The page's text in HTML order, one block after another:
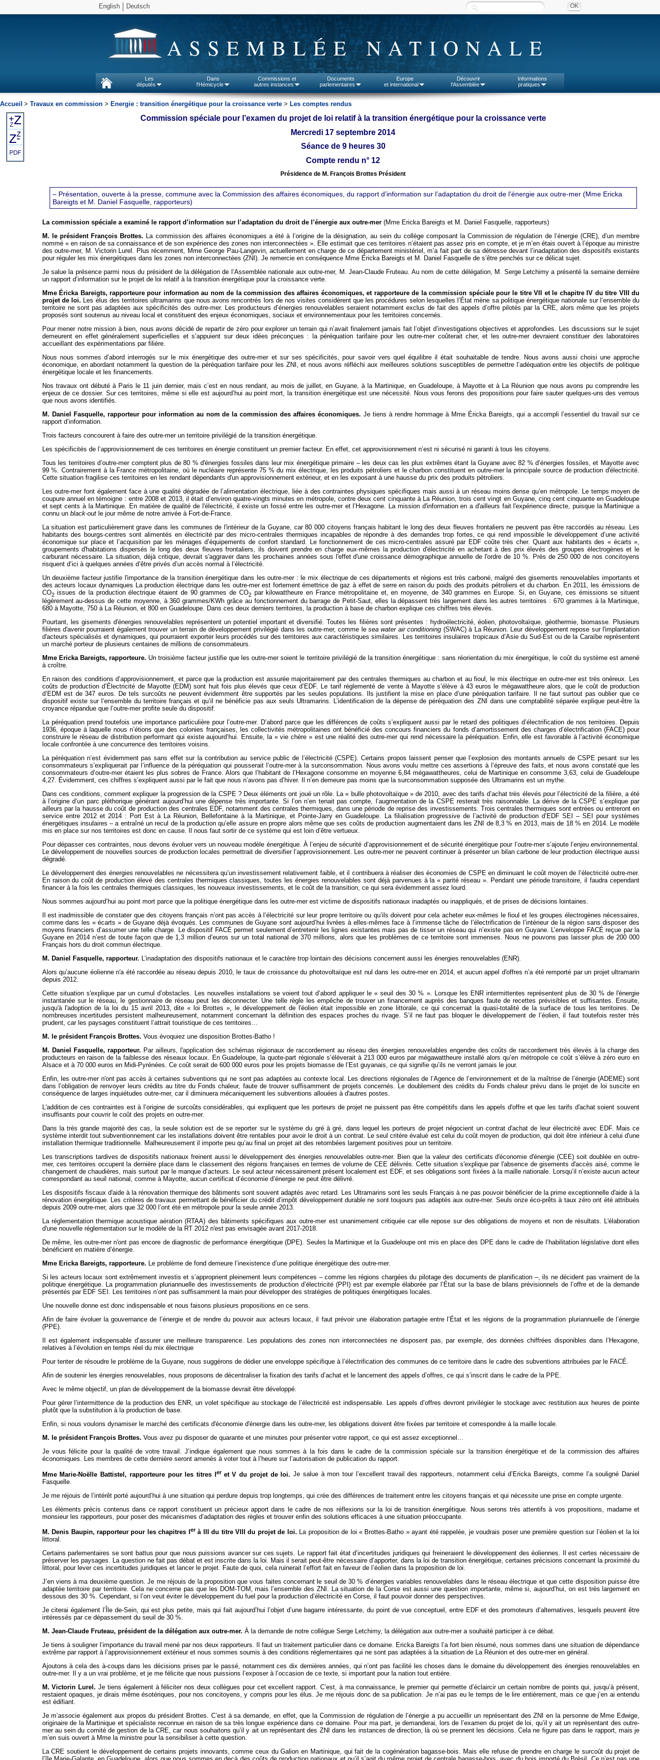
English Deutsch
ASSEMBLÉE NATIONALE
Les
députés
Dans
l'Hémicycle
Commissions et
autres instances
Documents
parlementaires
Europe
et international
Découvrir
l'Assemblée
Informations
pratiques
Accueil > Travaux en commission > Energie : transition énergétique pour la croissance verte > Les comptes rendus
Commission spéciale pour l’examen du projet de loi relatif à la transition énergétique pour la croissance verte
Mercredi 17 septembre 2014
Séance de 9 heures 30
Compte rendu n° 12
Présidence de M. François Brottes Président
– Présentation, ouverte à la presse, commune avec la Commission des affaires économiques, du rapport d’information sur l’adaptation du droit de l’énergie aux outre-mer (Mme Ericka
Bareigts et M. Daniel Fasquelle, rapporteurs)
La commission spéciale a examiné le rapport d’information sur l’adaptation du droit de l’énergie aux outre-mer(Mme Ericka Bareigts et M. Daniel Fasquelle, rapporteurs)
M. le président François Brottes. La commission des affaires économiques a été à l’origine de la désignation, au sein du collège composant la Commission de régulation de l’énergie (CRE), d’un membre
nommé « en raison de sa connaissance et de son expérience des zones non interconnectées ». Elle estimait que ces territoires n’étaient pas assez pris en compte, et je m’en étais ouvert à l’époque au ministre
des outre-mer, M. Victorin Lurel. Plus récemment, Mme George Pau-Langevin, actuellement en charge de ce département ministériel, m’a fait part de sa détresse devant l’inadaptation des dispositifs existants
pour réguler les mix énergétiques dans les zones non interconnectées (ZNI). Je remercie en conséquence Mme Éricka Bareigts et M. Daniel Fasquelle de s’être penchés sur ce délicat sujet.
Je salue la présence parmi nous du président de la délégation de l’Assemblée nationale aux outre-mer, M. Jean-Claude Fruteau. Au nom de cette délégation, M. Serge Letchimy a présenté la semaine dernière
un rapport d’information sur le projet de loi relatif à la transition énergétique pour la croissance verte.
Mme Éricka Bareigts, rapporteure pour information au nom de la commission des affaires économiques, et rapporteure de la commission spéciale pour le titre VII et le chapitre IV du titre VIII du
projet de loi.
Les élus des territoires ultramarins que nous avons rencontrés lors de nos visites considèrent que les procédures selon lesquelles l’État mène sa politique énergétique nationale sur l’ensemble du
territoire ne sont pas adaptées aux spécificités des outre-mer. Les producteurs d’énergies renouvelables seraient notamment exclus de fait des appels d’offre pilotés par la CRE, alors même que les projets
proposés sont soutenus au niveau local et constituent des enjeux économiques, sociaux et environnementaux pour les territoires concernés.
Pour mener notre mission à bien, nous avons décidé de repartir de zéro pour explorer un terrain qui n’avait finalement jamais fait l’objet d’investigations objectives et approfondies. Les discussions sur le sujet
demeurent en effet généralement superficielles et s’appuient sur deux idées préconçues : la péréquation tarifaire pour les outre-mer coûterait cher, et les outre-mer devraient constituer des laboratoires
accueillant des expérimentations par filière.
Nous nous sommes d’abord interrogés sur le mix énergétique des outre-mer et sur ses spécificités, pour savoir vers quel équilibre il était souhaitable de tendre. Nous avons aussi choisi une approche
économique, en abordant notamment la question de la péréquation tarifaire pour les ZNI, et nous avons réfléchi aux meilleures solutions susceptibles de permettre l’adéquation entre les objectifs de politique
énergétique locale et les financements.
Nos travaux ont débuté à Paris le 11 juin dernier, mais c’est en nous rendant, au mois de juillet, en Guyane, à la Martinique, en Guadeloupe, à Mayotte et à La Réunion que nous avons pu comprendre les
enjeux de ce dossier. Sur ces territoires, même si elle est aujourd’hui au point mort, la transition énergétique est une nécessité. Nous vous ferons des propositions pour faire sauter quelques-uns des verrous
que nous avons identifiés.
M. Daniel Fasquelle, rapporteur pour information au nom de la commission des affaires économiques. Je tiens à rendre hommage à Mme Éricka Bareigts, qui a accompli l’essentiel du travail sur ce
rapport d’information.
Trois facteurs concourent à faire des outre-mer un territoire privilégié de la transition énergétique.
Les spécificités de l’approvisionnement de ces territoires en énergie constituent un premier facteur. En effet, cet approvisionnement n’est ni sécurisé ni garanti à tous les citoyens.
Tous les territoires d’outre-mer comptent plus de 80 % d'énergies fossiles dans leur mix énergétique primaire – les deux cas les plus extrêmes étant la Guyane avec 82 % d’énergies fossiles, et Mayotte avec
99 %. Contrairement à la France métropolitaine, où le nucléaire représente 75 % du mix électrique, les produits pétroliers et le charbon constituent en outre-mer la principale source de production d'électricité.
Cette situation fragilise ces territoires en les rendant dépendants d'un approvisionnement extérieur, et en les exposant à une hausse du prix des produits pétroliers.
Les outre-mer font également face à une qualité dégradée de l’alimentation électrique, liée à des contraintes physiques spécifiques mais aussi à un réseau moins dense qu’en métropole. Le temps moyen de
coupure annuel en témoigne : entre 2008 et 2013, il était d’environ quatre-vingts minutes en métropole, contre deux cent cinquante à La Réunion, trois cent vingt en Guyane, cinq cent cinquante en Guadeloupe
et sept cents à la Martinique. En matière de qualité de l'électricité, il existe un fossé entre les outre-mer et l’Hexagone. La mission d'information en a d'ailleurs fait l'expérience directe, puisque la Martinique a
connu un black-outle jour même de notre arrivée à Fort-de-France.
La situation est particulièrement grave dans les communes de l'intérieur de la Guyane, car 80 000 citoyens français habitant le long des deux fleuves frontaliers ne peuvent pas être raccordés au réseau. Les
habitants des bourgs-centres sont alimentés en électricité par des micro-centrales thermiques incapables de répondre à des demandes trop fortes, ce qui rend impossible le développement d’une activité
économique sur place et l’acquisition par les ménages d’équipements de confort standard. Le fonctionnement de ces micro-centrales assuré par EDF coûte très cher. Quant aux habitants des « écarts »,
groupements d'habitations dispersés le long des deux fleuves frontaliers, ils doivent prendre en charge eux-mêmes la production d'électricité en achetant à des prix élevés des groupes électrogènes et le
carburant nécessaire. La situation, déjà critique, devrait s'aggraver dans les prochaines années sous l'effet d'une croissance démographique annuelle de l'ordre de 10 %. Près de 250 000 de nos concitoyens
risquent d’ici à quelques années d’être privés d’un accès normal à l’électricité.
Un deuxième facteur justifie l'importance de la transition énergétique dans les outre-mer : le mix électrique de ces départements et régions est très carboné, malgré des gisements renouvelables importants et
des acteurs locaux dynamiques La production électrique dans les outre-mer est fortement émettrice de gaz à effet de serre en raison du poids des produits pétroliers et du charbon. En 2011, les émissions de
CO2issues de la production électrique étaient de 90 grammes de CO2par kilowattheure en France métropolitaine et, en moyenne, de 340 grammes en Europe. Si, en Guyane, ces émissions se situent
légèrement au-dessus de cette moyenne, à 360 grammes/KWh grâce au fonctionnement du barrage de Petit-Saut, elles la dépassent très largement dans les autres territoires : 670 grammes à la Martinique,
680 à Mayotte, 750 à La Réunion, et 800 en Guadeloupe. Dans ces deux derniers territoires, la production à base de charbon explique ces chiffres très élevés.
Pourtant, les gisements d'énergies renouvelables représentent un potentiel important et diversifié. Toutes les filières sont présentes : hydroélectricité, éolien, photovoltaïque, géothermie, biomasse. Plusieurs
filières d'avenir pourraient également trouver un terrain de développement privilégié dans les outre-mer, comme lesea water air conditioning (SWAC) à La Réunion. Leur développement repose sur l'implantation
d'acteurs spécialisés et dynamiques, qui pourraient exporter leurs procédés sur des territoires aux caractéristiques similaires. Les territoires insulaires tropicaux d’Asie du Sud-Est ou de la Caraïbe représentent
un marché porteur de plusieurs centaines de millions de consommateurs.
Mme Ericka Bareigts, rapporteure. Un troisième facteur justifie que les outre-mer soient le territoire privilégié de la transition énergétique : sans réorientation du mix énergétique, le coût du système est amené
à croître.
En raison des conditions d’approvisionnement, et parce que la production est assurée majoritairement par des centrales thermiques au charbon et au fioul, le mix électrique en outre-mer est très onéreux. Les
coûts de production d’Électricité de Mayotte (EDM) sont huit fois plus élevés que ceux d’EDF. Le tarif réglementé de vente à Mayotte s’élève à 43 euros le mégawattheure alors, que le coût de production
d’EDM est de 347 euros. De tels surcoûts ne peuvent évidemment être supportés par les seules populations. Ils justifient la mise en place d’une péréquation tarifaire. Il ne faut surtout pas oublier que ce
dispositif existe sur l’ensemble du territoire français et qu’il ne bénéficie pas aux seuls Ultramarins. L’identification de la dépense de péréquation des ZNI dans une comptabilité séparée explique peut-être la
croyance répandue que l’outre-mer profite seule du dispositif.
La péréquation prend toutefois une importance particulière pour l’outre-mer. D’abord parce que les différences de coûts s’expliquent aussi par le retard des politiques d’électrification de nos territoires. Depuis
1936, époque à laquelle nous n’étions que des colonies françaises, les collectivités métropolitaines ont bénéficié des concours financiers du fonds d’amortissement des charges d’électrification (FACE) pour
construire le réseau de distribution performant qui existe aujourd’hui. Ensuite, la « vie chère » est une réalité des outre-mer qui rend nécessaire la péréquation. Enfin, elle est favorable à l’activité économique
locale confrontée à une concurrence des territoires voisins.
La péréquation n’est évidemment pas sans effet sur la contribution au service public de l’électricité (CSPE). Certains propos laissent penser que l’explosion des montants annuels de CSPE pesant sur les
consommateurs s’expliquerait par l’influence de la péréquation qui pousserait l’outre-mer à la surconsommation. Nous avons voulu mettre ces assertions à l’épreuve des faits, et nous avons constaté que les
consommateurs d’outre-mer étaient les plus sobres de France. Alors que l’habitant de l’Hexagone consomme en moyenne 6,84 mégawattheures, celui de Martinique en consomme 3,63, celui de Guadeloupe
4,27. Évidemment, ces chiffres s’expliquent aussi par le fait que nous n’avons pas d’hiver. Il n’en demeure pas moins que la surconsommation supposée des Ultramarins est un mythe.
Dans ces conditions, comment expliquer la progression de la CSPE ? Deux éléments ont joué un rôle. La « bulle photovoltaïque » de 2010, avec des tarifs d’achat très élevés pour l’électricité de la filière, a été
à l’origine d’un parc pléthorique générant aujourd’hui une dépense très importante. Si l’on n’en tenait pas compte, l’augmentation de la CSPE resterait très raisonnable. La dérive de la CSPE s’explique par
ailleurs par la hausse du coût de production des centrales EDF, notamment des centrales thermiques, dans une période de reprise des investissements. Trois centrales thermiques sont entrées ou entreront en
service entre 2012 et 2014 : Port Est à La Réunion, Bellefontaine à la Martinique, et Pointe-Jarry en Guadeloupe. La filialisation progressive de l’activité de production d’EDF SEI – SEI pour systèmes
énergétiques insulaires – a entraîné un recul de la production qu’elle assure en propre alors même que ses coûts de production augmentaient dans les ZNI de 8,3 % en 2013, mais de 18 % en 2014. Le modèle
mis en place sur nos territoires est donc en cause. Il nous faut sortir de ce système qui est loin d’être vertueux.
Pour dépasser ces contraintes, nous devons évoluer vers un nouveau modèle énergétique. À l’enjeu de sécurité d’approvisionnement et de sécurité énergétique pour l’outre-mer s’ajoute l’enjeu environnemental.
Le développement de nouvelles sources de production locales permettrait de diversifier l’approvisionnement. Les outre-mer ne peuvent continuer à présenter un bilan carbone de leur production électrique aussi
dégradé.
Le développement des énergies renouvelables ne nécessitera qu’un investissement relativement faible, et il contribuera à réaliser des économies de CSPE en diminuant le coût moyen de l’électricité outre-mer.
En raison du coût de production élevé des centrales thermiques classiques, toutes les énergies renouvelables sont déjà parvenues à la « parité réseau ». Pendant une période transitoire, il faudra cependant
financer à la fois les centrales thermiques classiques, les nouveaux investissements, et le coût de la transition, ce qui sera évidemment assez lourd.
Nous sommes aujourd’hui au point mort parce que la politique énergétique dans les outre-mer est victime de dispositifs nationaux inadaptés ou inappliqués, et de prises de décisions lointaines.
Il est inadmissible de constater que des citoyens français n’ont pas accès à l’électricité sur leur propre territoire ou qu’ils doivent pour cela acheter eux-mêmes le fioul et les groupes électrogènes nécessaires,
comme dans les « écarts » de Guyane déjà évoqués. Les communes de Guyane sont aujourd’hui livrées à elles-mêmes face à l’immense tâche de l’électrification de l’intérieur de la région sans disposer des
moyens financiers d’assumer une telle charge. Le dispositif FACÉ permet seulement d’entretenir les lignes existantes mais pas de tisser un réseau qui n’existe pas en Guyane. L’enveloppe FACÉ reçue par la
Guyane en 2014 n’est de toute façon que de 1,3 million d’euros sur un total national de 370 millions, alors que les problèmes de ce territoire sont immenses. Nous ne pouvons pas laisser plus de 200 000
Français hors du droit commun électrique.
M. Daniel Fasquelle, rapporteur. L’inadaptation des dispositifs nationaux et le caractère trop lointain des décisions concernent aussi les énergies renouvelables (ENR).
Alors qu’aucune éolienne n'a été raccordée au réseau depuis 2010, le taux de croissance du photovoltaïque est nul dans les outre-mer en 2014, et aucun appel d'offres n’a été remporté par un projet ultramarin
depuis 2012.
Cette situation s'explique par un cumul d’obstacles. Les nouvelles installations se voient tout d’abord appliquer le « seuil des 30 % ». Lorsque les ENR intermittentes représentent plus de 30 % de l'énergie
instantanée sur le réseau, le gestionnaire de réseau peut les déconnecter. Une telle règle les empêche de trouver un financement auprès des banques faute de recettes prévisibles et suffisantes. Ensuite,
jusqu'à l'adoption de la loi du 15 avril 2013, dite « loi Brottes », le développement de l'éolien était impossible en zone littorale, ce qui concernait la quasi-totalité de la surface de tous les territoires. De
nombreuses incertitudes persistent malheureusement, notamment concernant la définition des espaces proches du rivage. S’il ne faut pas bloquer le développement de l’éolien, il faut toutefois rester très
prudent, car les paysages constituent l’attrait touristique de ces territoires…
M. le président François Brottes. Vous évoquiez une disposition Brottes-Batho !
M. Daniel Fasquelle, rapporteur. Par ailleurs, l'application des schémas régionaux de raccordement au réseau des énergies renouvelables engendre des coûts de raccordement très élevés à la charge des
producteurs en raison de la faiblesse des réseaux locaux. En Guadeloupe, la quote-part régionale s’élèverait à 213 000 euros par mégawattheure installé alors qu’en métropole ce coût s’élève à zéro euro en
Alsace et à 70 000 euros en Midi-Pyrénées. Ce coût serait de 600 000 euros pour les projets biomasse de l’Est guyanais, ce qui signifie qu’ils ne verront jamais le jour.
Enfin, les outre-mer n'ont pas accès à certaines subventions qui ne sont pas adaptées au contexte local. Les directions régionales de l’Agence de l’environnement et de la maîtrise de l’énergie (ADEME) sont
dans l’obligation de renvoyer leurs crédits au titre du Fonds chaleur, faute de trouver suffisamment de projets concernés. Le doublement des crédits du Fonds chaleur prévu dans le projet de loi suscite en
conséquence de larges inquiétudes outre-mer, car il diminuera mécaniquement les subventions allouées à d'autres postes.
L'addition de ces contraintes est à l’origine de surcoûts considérables, qui expliquent que les porteurs de projet ne puissent pas être compétitifs dans les appels d'offre et que les tarifs d'achat soient souvent
insuffisants pour couvrir le coût des projets en outre-mer.
Dans la très grande majorité des cas, la seule solution est de se reporter sur le système du gré à gré, dans lequel les porteurs de projet négocient un contrat d'achat de leur électricité avec EDF. Mais ce
système interdit tout subventionnement car les installations doivent être rentables pour avoir le droit à un contrat. Le seul critère évalué est celui du coût moyen de production, qui doit être inférieur à celui d'une
installation thermique traditionnelle. Malheureusement il importe peu qu’au final un projet ait des retombées largement positives pour un territoire.
Les transcriptions tardives de dispositifs nationaux freinent aussi le développement des énergies renouvelables outre-mer. Bien que la valeur des certificats d'économie d'énergie (CEE) soit doublée en outre-
mer, ces territoires occupent la dernière place dans le classement des régions françaises en termes de volume de CEE délivrés. Cette situation s'explique par l'absence de gisements d'accès aisé, comme le
changement de chaudières, mais surtout par le manque d’acteurs. Le seul acteur nécessairement présent localement est EDF, et ses obligations sont fixées à la maille nationale. Lorsqu’il n’existe aucun acteur
correspondant au seuil national, comme à Mayotte, aucun certificat d’économie d’énergie ne peut être délivré.
Les dispositifs fiscaux d'aide à la rénovation thermique des bâtiments sont souvent adaptés avec retard. Les Ultramarins sont les seuls Français à ne pas pouvoir bénéficier de la prime exceptionnelle d'aide à la
rénovation énergétique. Les critères de travaux permettant de bénéficier du crédit d’impôt développement durable ne sont toujours pas adaptés aux outre-mer. Seuls onze éco-prêts à taux zéro ont été attribués
depuis 2009 outre-mer, alors que 32 000 l’ont été en métropole pour la seule année 2013.
La réglementation thermique acoustique aération (RTAA) des bâtiments spécifiques aux outre-mer est unanimement critiquée car elle repose sur des obligations de moyens et non de résultats. L'élaboration
d'une nouvelle réglementation sur le modèle de la RT 2012 n'est pas envisagée avant 2017-2018.
De même, les outre-mer n'ont pas encore de diagnostic de performance énergétique (DPE). Seules la Martinique et la Guadeloupe ont mis en place des DPE dans le cadre de l’habilitation législative dont elles
bénéficient en matière d’énergie.
Mme Ericka Bareigts, rapporteure. Le problème de fond demeure l’inexistence d’une politique énergétique des outre-mer.
Si les acteurs locaux sont extrêmement investis et s’approprient pleinement leurs compétences – comme les régions chargées du pilotage des documents de planification –, ils ne décident pas vraiment de la
politique énergétique. La programmation pluriannuelle des investissements de production d’électricité (PPI) est par exemple élaborée par l’État sur la base de bilans prévisionnels de l’offre et de la demande
présentés par EDF SEI. Les territoires n’ont pas suffisamment la main pour développer des stratégies de politiques énergétiques locales.
Une nouvelle donne est donc indispensable et nous faisons plusieurs propositions en ce sens.
Afin de faire évoluer la gouvernance de l’énergie et de rendre du pouvoir aux acteurs locaux, il faut prévoir une élaboration partagée entre l’État et les régions de la programmation pluriannuelle de l’énergie
(PPE).
Il est également indispensable d’assurer une meilleure transparence. Les populations des zones non interconnectées ne disposent pas, par exemple, des données chiffrées disponibles dans l’Hexagone,
relatives à l’évolution en temps réel du mix électrique
Pour tenter de résoudre le problème de la Guyane, nous suggérons de dédier une enveloppe spécifique à l’électrification des communes de ce territoire dans le cadre des subventions attribuées par le FACÉ.
Afin de soutenir les énergies renouvelables, nous proposons de décentraliser la fixation des tarifs d’achat et le lancement des appels d’offres, ce qui s’inscrit dans le cadre de la PPE.
Avec le même objectif, un plan de développement de la biomasse devrait être développé.
Pour gérer l’intermittence de la production des ENR, un volet spécifique au stockage de l’électricité est indispensable. Les appels d’offres devront privilégier le stockage avec restitution aux heures de pointe
plutôt que la substitution à la production de base.
Enfin, si nous voulons dynamiser le marché des certificats d'économie d'énergie dans les outre-mer, les obligations doivent être fixées par territoire et correspondre à la maille locale.
M. le président François Brottes. Vous avez pu disposer de quarante et une minutes pour présenter votre rapport, ce qui est assez exceptionnel…
Je vous félicite pour la qualité de votre travail. J’indique également que nous sommes à la fois dans le cadre de la commission spéciale sur la transition énergétique et de la commission des affaires
économiques. Les membres de cette dernière seront amenés à voter tout à l’heure sur l’autorisation de publication du rapport.
Mme Marie-Noëlle Battistel, rapporteure pour les titres I er et V du projet de loi.Je salue à mon tour l’excellent travail des rapporteurs, notamment celui d’Ericka Bareigts, comme l’a souligné Daniel
Fasquelle.
Je me réjouis de l’intérêt porté aujourd’hui à une situation qui perdure depuis trop longtemps, qui crée des différences de traitement entre les citoyens français et qui nécessite une prise en compte urgente.
Les éléments précis contenus dans ce rapport constituent un précieux apport dans le cadre de nos réflexions sur la loi de transition énergétique. Nous serons très attentifs à vos propositions, madame et
monsieur les rapporteurs, pour poser des mécanismes d’adaptation des règles et trouver enfin des solutions efficaces à une situation préoccupante.
M. Denis Baupin, rapporteur pour les chapitres I erà III du titre VIII du projet de loi. La proposition de loi « Brottes-Batho » ayant été rappelée, je voudrais poser une première question sur l’éolien et la loi
littoral.
Certains parlementaires se sont battus pour que nous puissions avancer sur ces sujets. Le rapport fait état d’incertitudes juridiques qui freineraient le développement des éoliennes. Il est certes nécessaire de
préserver les paysages. La question ne fait pas débat et est inscrite dans la loi. Mais il serait peut-être nécessaire d’apporter, dans la loi de transition énergétique, certaines précisions concernant la proximité du
littoral, pour lever ces incertitudes juridiques et lancer le projet. Faute de quoi, cela ruinerait l’effort fait en faveur de l’éolien dans la proposition de loi.
J’en viens à ma deuxième question. Je me réjouis de la proposition que vous faites concernant le seuil de 30 % d’énergies variables renouvelables dans le réseau électrique et que cette disposition puisse être
adaptée territoire par territoire. Cela ne concerne pas que les DOM-TOM, mais l’ensemble des ZNI. La situation de la Corse est aussi une question importante, même si, aujourd’hui, on est très largement en
dessous des 30 %. Cependant, si l’on veut éviter le développement du fuel pour la production d’électricité en Corse, il faut pouvoir donner des perspectives.
Je citerai également l’Île de-Sein, qui est plus petite, mais qui fait aujourd’hui l’objet d’une bagarre intéressante, du point de vue conceptuel, entre EDF et des promoteurs d’alternatives, lesquels peuvent être
intéressés par ce dépassement du seuil de 30 %.
M. Jean-Claude Fruteau, président de la délégation aux outre-mer. À la demande de notre collègue Serge Letchimy, la délégation aux outre-mer a souhaité participer à ce débat.
Je tiens à souligner l’importance du travail mené par nos deux rapporteurs. Il faut un traitement particulier dans ce domaine. Ericka Bareigts l’a fort bien résumé, nous sommes dans une situation de dépendance
extrême par rapport à l’approvisionnement extérieur et nous sommes soumis à des conditions réglementaires qui ne sont pas adaptées à la situation de La Réunion et des outre-mer en général.
Ajoutons à cela des à-coups dans les décisions prises par le passé, notamment ces dix dernières années, qui n’ont pas facilité les choses dans le domaine du développement des énergies renouvelables en
outre-mer. Il y a un vrai problème, et je me félicite que nous puissions l’exposer à l’occasion de ce texte, si important pour la nation tout entière.
M. Victorin Lurel. Je tiens également à féliciter nos deux collègues pour cet excellent rapport. C’est, à ma connaissance, le premier qui permette d’éclaircir un certain nombre de points qui, jusqu’à présent,
restaient opaques, je dirais même ésotériques, pour nos concitoyens, y compris pour les élus. Je me réjouis donc de sa publication. Je n’ai pas eu le temps de le lire entièrement, mais ce que j’en ai entendu
est édifiant.
Je m’associe également aux propos du président Brottes. C’est à sa demande, en effet, que la Commission de régulation de l’énergie a pu accueillir un représentant des ZNI en la personne de Mme Edwige,
originaire de la Martinique et spécialiste reconnue en raison de sa très longue expérience dans ce domaine. Pour ma part, je demanderai, lors de l’examen du projet de loi, qu’il y ait un représentant des outre-
mer au sein du comité de gestion de la CRE, car nous souhaitons qu’il y ait un représentant des ZNI dans les instances de direction, là où se prennent les décisions. Cela ne figure pas dans le rapport, mais je
m’en suis ouvert à Mme la ministre pour la sensibiliser à cette question.
La CRE soutient le développement de certains projets innovants, comme ceux du Galion en Martinique, qui fait de la cogénération bagasse-bois. Mais elle refuse de prendre en charge le surcoût du projet de